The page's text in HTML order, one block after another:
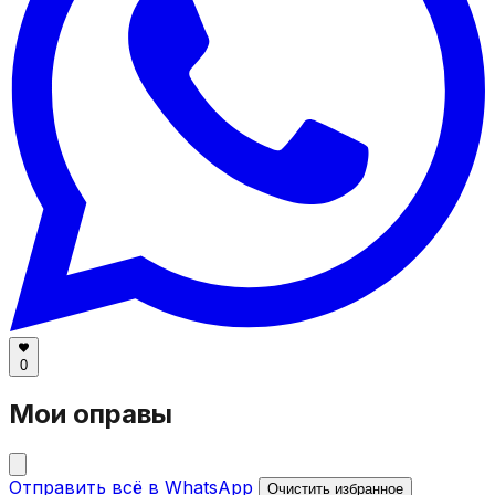
0
Мои оправы
Отправить всё в WhatsApp Очистить избранное